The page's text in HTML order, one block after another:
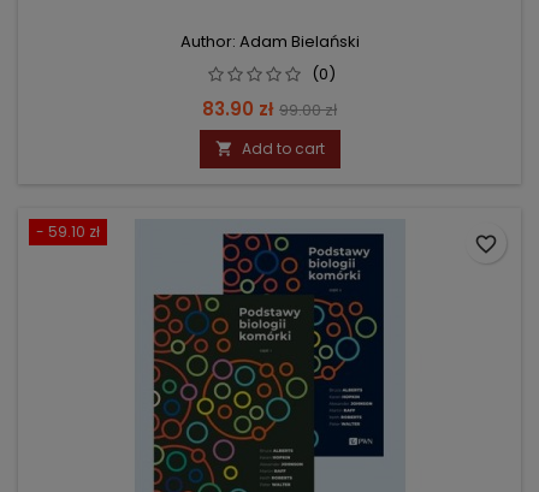
Author: Adam Bielański
(0)
Price
83.90 zł Regular
price
99.00 zł
 Add to cart
- 59.10 zł
favorite_border